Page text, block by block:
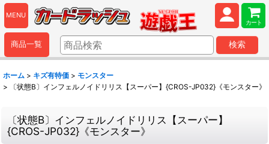
MENU
カート
商品一覧 検索
ホーム > キズ有特価 > モンスター
>
〔状態B〕インフェルノイドリリス【スーパー】{CROS-JP032}《モンスター》
〔状態B〕インフェルノイドリリス【スーパー】
{CROS-JP032}《モンスター》